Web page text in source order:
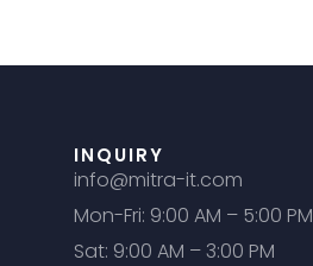
INQUIRY
info@mitra-it.com
Mon-Fri: 9:00 AM – 5:00 PM
Sat: 9:00 AM – 3:00 PM